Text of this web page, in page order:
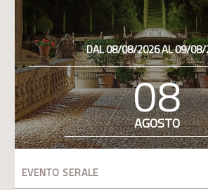
DAL 08/08/2026 AL 09/
08
AGOSTO
EVENTO SERALE